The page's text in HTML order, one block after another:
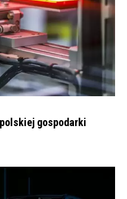
gospodarki